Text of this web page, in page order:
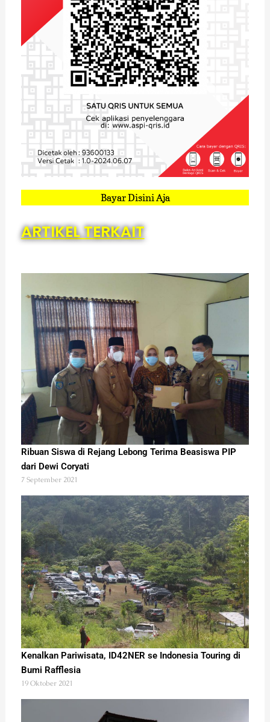
Bayar Disini Aja
ARTIKEL TERKAIT
Ribuan Siswa di Rejang Lebong Terima Beasiswa PIP
dari Dewi Coryati
7 September 2021
Kenalkan Pariwisata, ID42NER se Indonesia Touring di
Bumi Rafflesia
19 Oktober 2021